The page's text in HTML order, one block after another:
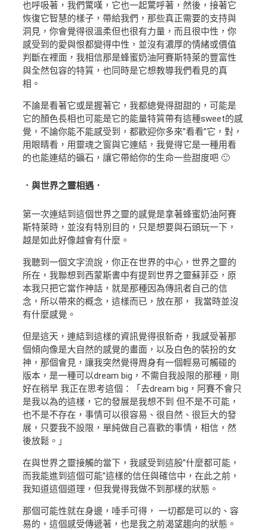
也呼吸著，我們驚嘆，它也一起驚呼著，然後，接著它
恢復它智慧的樣子，帶給我們，那些真正需要的支持與
洞見，你會覺得很溫柔但也很有力量，而且很中性，你
感受到的愛與恨都變得中性，並沒有濃厚的情緒或價值
判斷在裡面，我相信那是蜂蜜奶油阿賽斯特萊的豐富性
與全然包容的特質，也同時是它想教導我們看見的真
相。
不論是看著它或是握著它，我都總覺得甜甜的，可能是
它的顏色長相也可能是它的能量特質帶有這種sweet的感
覺，不論你能不能感受到，都歡迎你多來”看看”它，對，
用眼睛看，用靈魂之窗與它連結，我覺得它是一種用看
的也能連結的礦石，讓它帶給你的生命一些甜度吧 🙂
．與世界之靈相遇．
第一次連結到這個世界之靈的感覺是拿著蜂蜜奶油阿賽
斯特萊時，並沒有特別目的，只是想要與石頭玩一下，
越是如此好像越會有什麼。
我聽到一個文字流說，你正在世界的中心，世界之靈的
所在，我聯想到西蒙斯書中有提到世界之靈蘇菲亞，原
本我只把它當作神話，就是那種因為傳訊者自己的信
念，所以帶來的概念，這樣而已，放在那， 我當時並沒
有什麼感覺。
但是這天，連結到這樣的資訊覺得很新奇，我感受著那
個傾向像是大自然的感覺的畫面，以及白色的裝扮的女
神，那個會見，讓我突然覺得周身有一個輕易可觸碰的
版本，是一種可以dream big，不需自我設限的那種，剛
好在稍早 我正在思考這個：「去dream big，阿賽不會只
是我以為的這樣，它的發展是我想不到 但不是不可能，
也不是不存在，事情可以很容易、很自然、很巨大的發
展，只要我不設限，單純做自己喜歡的事情，相信，然
後放鬆。」
在與世界之靈接觸的當下，我感受到這股”什麼都可能，
而我能進到這個可能”這樣的信任與確信中，在此之前，
我知道這個道理，但我覺得我做不到那樣的狀態。
那個可能性就在身邊，唾手可得， 一切都是可以的、容
易的，這個感受傳遞著，也是我之前渴望趨向的狀態。